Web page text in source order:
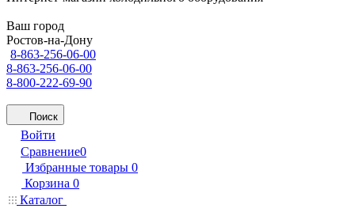
Ваш город
Ростов-на-Дону
8-863-256-06-00
8-863-256-06-00
8-800-222-69-90
Поиск
Войти
Сравнение0
Избранные товары 0
Корзина 0
Каталог